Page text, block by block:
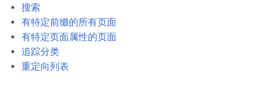
搜索
有特定前缀的所有页面
有特定页面属性的页面
追踪分类
重定向列表